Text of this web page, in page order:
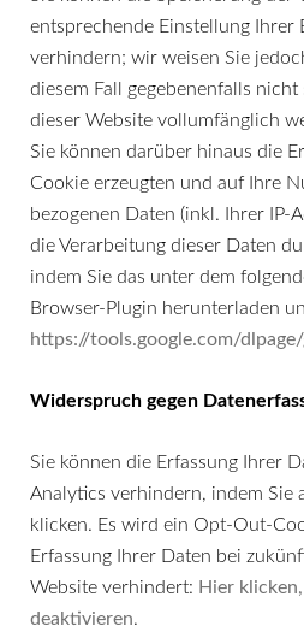
entsprechende Einstellung Ihrer
verhindern; wir weisen Sie
diesem Fall gegebenenfalls
dieser Website vollumfänglich
Sie können darüber hinaus die
Cookie erzeugten und auf Ihre
bezogenen Daten (inkl. Ihrer IP-
die Verarbeitung dieser Daten
indem Sie das unter dem
Browser-Plugin herunterladen
https://tools.google.com/
Widerspruch gegen
Sie können die Erfassung Ihrer
Analytics verhindern, indem Sie
klicken. Es wird ein Opt-Out-
Erfassung Ihrer Daten bei
Website verhindert: Hier
deaktivieren.